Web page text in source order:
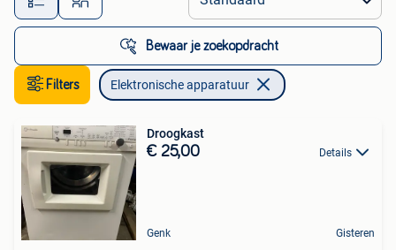
Bewaar je zoekopdracht
Filters Elektronische apparatuur
Droogkast
€ 25,00 Details
Genk Gisteren